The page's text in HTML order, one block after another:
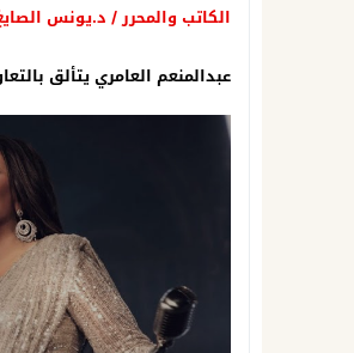
الكاتب والمحرر / د.يونس
عبدالمنعم العامري يتألق